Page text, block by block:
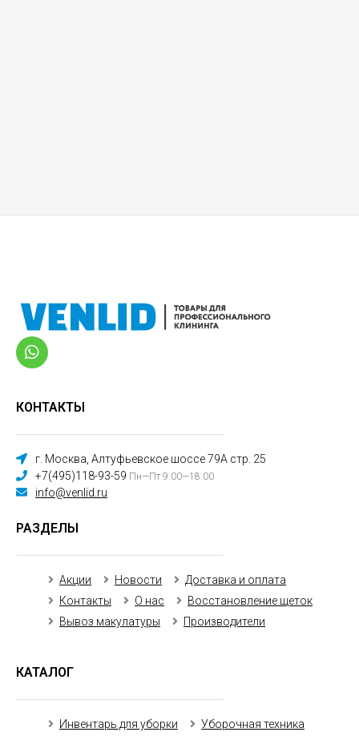
КОНТАКТЫ
г. Москва, Алтуфьевское шоссе 79А стр. 25
+7(495)118-93-59 Пн—Пт 9:00—18:00
info@venlid.ru
РАЗДЕЛЫ
Акции Новости
Доставка и оплата
Контакты
О нас
Восстановление щеток
Вывоз макулатуры
Производители
КАТАЛОГ
Инвентарь для уборки
Уборочная техника